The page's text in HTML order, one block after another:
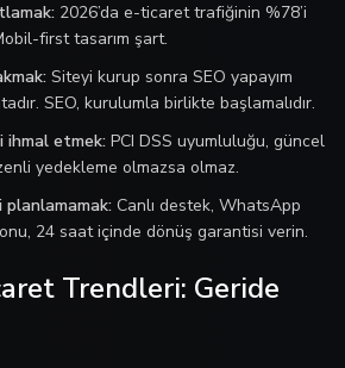
2026’da e-ticaret trafiğinin %78’i
first tasarım şart.
Siteyi kurup sonra SEO yapayım
SEO, kurulumla birlikte başlamalıdır.
ihmal etmek: PCI DSS uyumluluğu, güncel
yedekleme olmazsa olmaz.
Canlı destek, WhatsApp
24 saat içinde dönüş garantisi verin.
Trendleri: Geride